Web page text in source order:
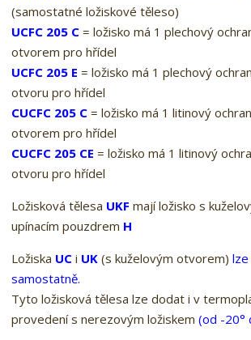
(samostatné ložiskové těleso)
UCFC 205 C = ložisko má 1 plechový
otvorem pro hřídel
UCFC 205 E = ložisko má 1 plechový
otvoru pro hřídel
CUCFC 205 C = ložisko má 1 litinový
otvorem pro hřídel
CUCFC 205 CE = ložisko má 1 litinový
otvoru pro hřídel
Ložisková tělesa UKF mají ložisko s
upínacím pouzdrem H
Ložiska UC i UK (s kuželovým otvorem) lze
samostatně.
Tyto ložisková tělesa lze dodat i v
provedení s nerezovým ložiskem(od -20°